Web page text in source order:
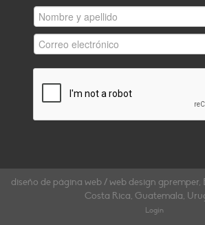
diseño de página web / web design gpremper,
Costa Rica, Guatemala,
Login